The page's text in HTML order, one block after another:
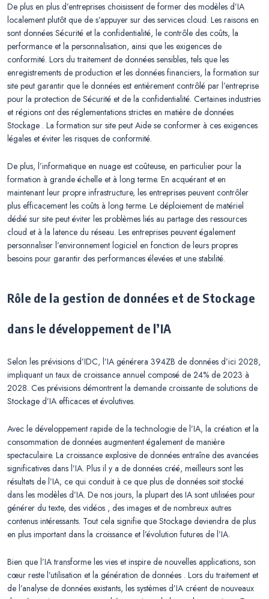
De plus en plus d’entreprises choisissent de former des modèles d’IA
localement plutôt que de s’appuyer sur des services cloud. Les raisons en
sont données Sécurité et la confidentialité, le contrôle des coûts, la
performance et la personnalisation, ainsi que les exigences de
conformité. Lors du traitement de données sensibles, tels que les
enregistrements de production et les données financiers, la formation sur
site peut garantir que le données est entièrement contrôlé par l’entreprise
pour la protection de Sécurité et de la confidentialité. Certaines industries
et régions ont des réglementations strictes en matière de données
Stockage . La formation sur site peut Aide se conformer à ces exigences
légales et éviter les risques de conformité.
De plus, l’informatique en nuage est coûteuse, en particulier pour la
formation à grande échelle et à long terme. En acquérant et en
maintenant leur propre infrastructure, les entreprises peuvent contrôler
plus efficacement les coûts à long terme. Le déploiement de matériel
dédié sur site peut éviter les problèmes liés au partage des ressources
cloud et à la latence du réseau. Les entreprises peuvent également
personnaliser l’environnement logiciel en fonction de leurs propres
besoins pour garantir des performances élevées et une stabilité.
Rôle de la gestion de données et de Stockage
dans le développement de l’IA
Selon les prévisions d’IDC, l’IA générera 394ZB de données d’ici 2028,
impliquant un taux de croissance annuel composé de 24% de 2023 à
2028. Ces prévisions démontrent la demande croissante de solutions de
Stockage d’IA efficaces et évolutives.
Avec le développement rapide de la technologie de l’IA, la création et la
consommation de données augmentent également de manière
spectaculaire. La croissance explosive de données entraîne des avancées
significatives dans l’IA. Plus il y a de données créé, meilleurs sont les
résultats de l’IA, ce qui conduit à ce que plus de données soit stocké
dans les modèles d’IA. De nos jours, la plupart des IA sont utilisées pour
générer du texte, des vidéos , des images et de nombreux autres
contenus intéressants. Tout cela signifie que Stockage deviendra de plus
en plus important dans la croissance et l’évolution futures de l’IA.
Bien que l’IA transforme les vies et inspire de nouvelles applications, son
cœur reste l’utilisation et la génération de données . Lors du traitement et
de l’analyse de données existants, les systèmes d’IA créent de nouveaux